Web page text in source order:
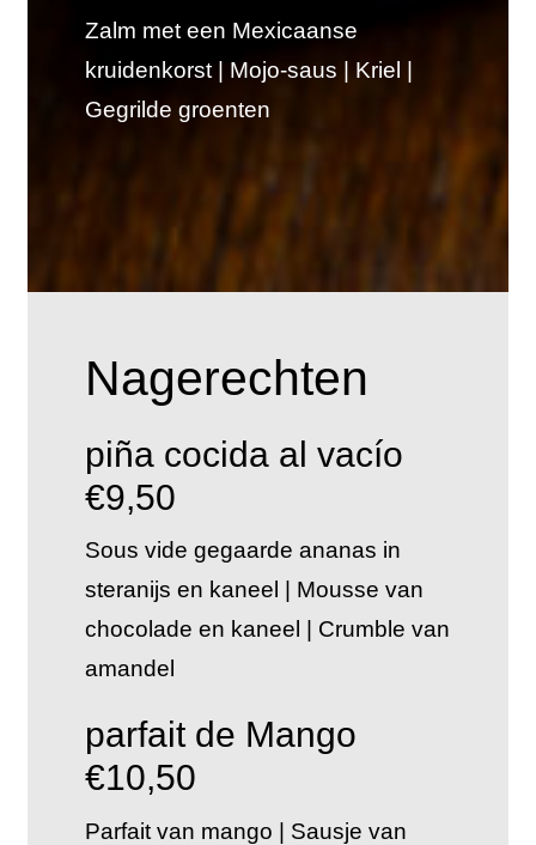
Zalm met een Mexicaanse
kruidenkorst | Mojo-saus | Kriel |
Gegrilde groenten
Nagerechten
piña cocida al vacío
€9,50
Sous vide gegaarde ananas in
steranijs en kaneel | Mousse van
chocolade en kaneel | Crumble van
amandel
parfait de Mango
€10,50
Parfait van mango | Sausje van